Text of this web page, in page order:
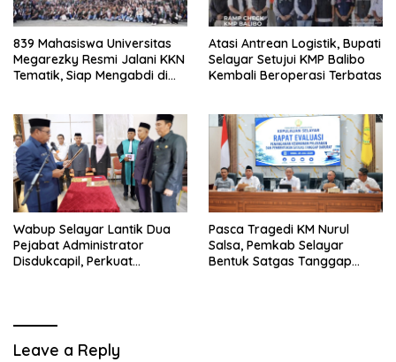
839 Mahasiswa Universitas
Megarezky Resmi Jalani KKN
Tematik, Siap Mengabdi di
Atasi Antrean Logistik, Bupati
Selayar Setujui KMP Balibo
Kembali Beroperasi Terbatas
Wabup Selayar Lantik Dua
Pejabat Administrator
Disdukcapil, Perkuat
Pasca Tragedi KM Nurul
Salsa, Pemkab Selayar
Bentuk Satgas Tanggap
Leave a Reply